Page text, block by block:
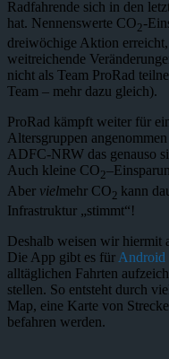
Radfahrende sich in den
hat. Nennenswerte CO2-
dreiwöchige Aktion
weitreichende
nicht als Team ProRad
Team – mehr dazu gleich).
ProRad kämpft weiter für
Altersgruppen
ADFC-NRW das genauso
Auch kleine CO2
Aber vielmehr CO2 kann
Infrastruktur „stimmt“!
Deshalb weisen wir hiermit
Die App gibt es für Android
alltäglichen Fahrten
stellen. So entsteht durch
Map, eine Karte von
befahren werden.